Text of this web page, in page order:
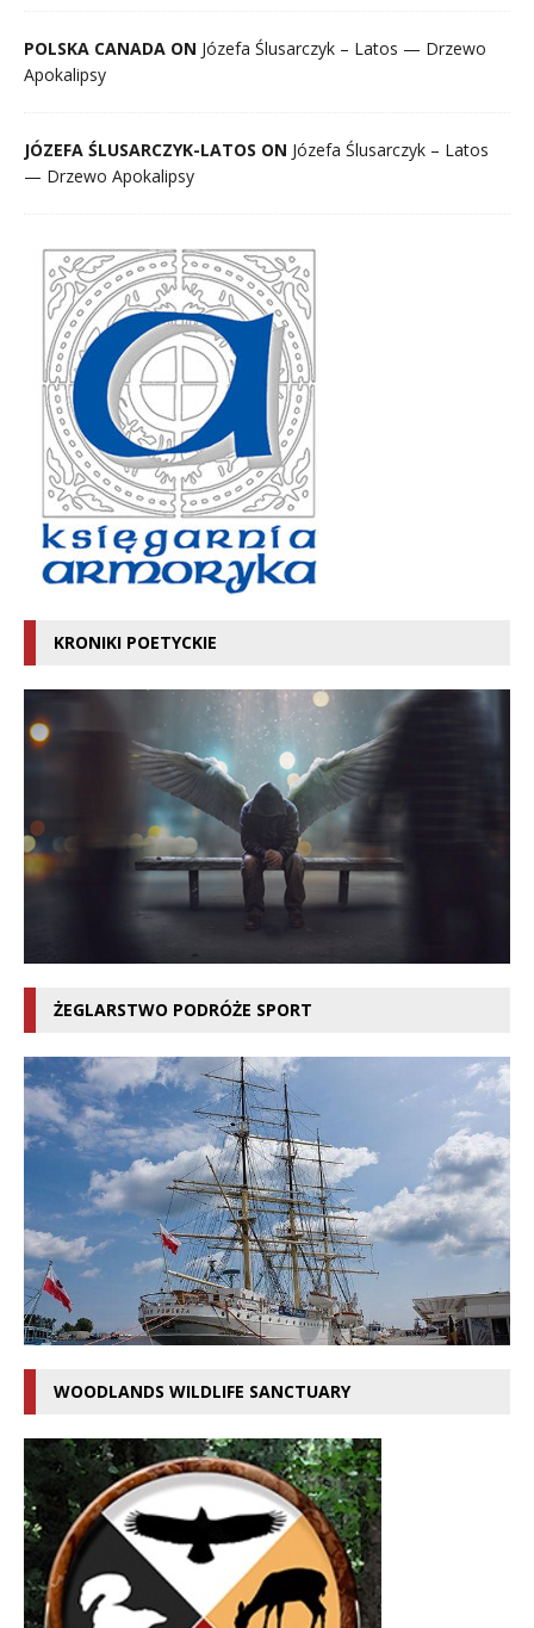
POLSKA CANADA ON Józefa Ślusarczyk – Latos — Drzewo
Apokalipsy
JÓZEFA ŚLUSARCZYK-LATOS ON Józefa Ślusarczyk – Latos
— Drzewo Apokalipsy
KRONIKI POETYCKIE
ŻEGLARSTWO PODRÓŻE SPORT
WOODLANDS WILDLIFE SANCTUARY